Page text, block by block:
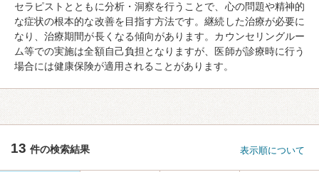
セラピストとともに分析・洞察を行うことで、心の問題や精神的
な症状の根本的な改善を目指す方法です。継続した治療が必要に
なり、治療期間が長くなる傾向があります。カウンセリングルー
ム等での実施は全額自己負担となりますが、医師が診療時に行う
場合には健康保険が適用されることがあります。
13 件の検索結果 表示順について